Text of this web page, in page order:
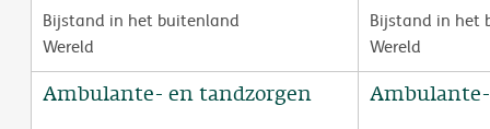
Bijstand in het buitenland
Wereld
Ambulante- en tandzorgen
Bijstand in het
Wereld